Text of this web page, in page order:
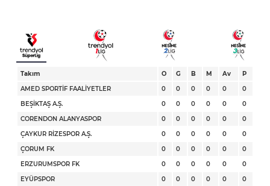
Takım O G B M Av
P
AMED SPORTİF FAALİYETLER
0 0 0 0 0
0
BEŞİKTAŞ A.Ş.
0 0 0 0 0
0
CORENDON ALANYASPOR
0 0 0 0 0
0
ÇAYKUR RİZESPOR A.Ş.
0 0 0 0 0
0
ÇORUM FK
0 0 0 0 0
0
ERZURUMSPOR FK
0 0 0 0 0
0
EYÜPSPOR
0 0 0 0 0
0